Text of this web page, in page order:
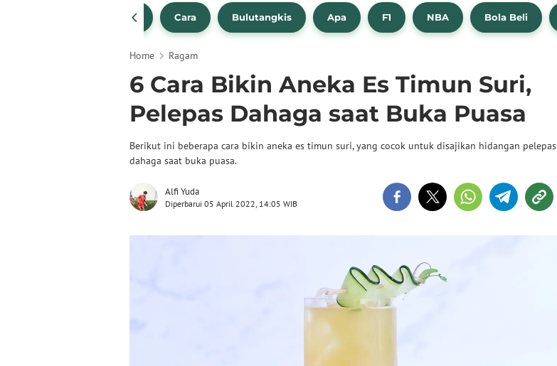
Bola Beli Cara Bulutangkis Apa F1 NBA Bola Beli
Home Ragam
6 Cara Bikin Aneka Es Timun Suri,
Pelepas Dahaga saat Buka Puasa
Berikut ini beberapa cara bikin aneka es timun suri, yang cocok untuk disajikan hidangan pelepas
dahaga saat buka puasa.
Alfi Yuda
Diperbarui 05 April 2022, 14:05 WIB